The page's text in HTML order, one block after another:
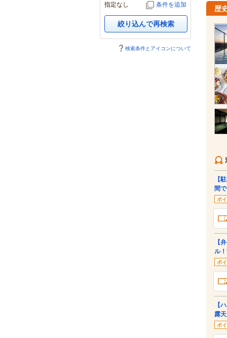
指定なし
条件を追加
絞り込んで再検索
検索条件とアイコンについて
歴
【
間
ポ
【
ル
ポ
【
露
ポ